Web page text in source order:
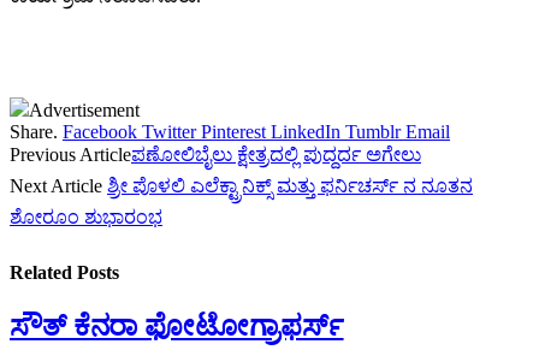
Advertisement
Share. Facebook Twitter Pinterest LinkedIn Tumblr Email
Previous Articleಪಣೋಲಿಬೈಲು ಕ್ಷೇತ್ರದಲ್ಲಿ ಪುದ್ದರ್ದ ಅಗೇಲು
Next Article ಶ್ರೀ ಪೊಳಲಿ ಎಲೆಕ್ಟ್ರಾನಿಕ್ಸ್ ಮತ್ತು ಫರ್ನಿಚರ್ಸ್ ನ ನೂತನ
ಶೋರೂಂ ಶುಭಾರಂಭ
Related Posts
ಸೌತ್ ಕೆನರಾ ಫೋಟೋಗ್ರಾಫರ್ಸ್